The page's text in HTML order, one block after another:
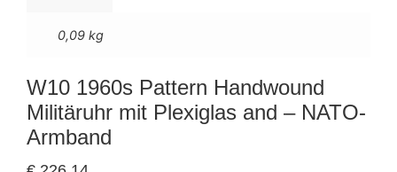
0,09 kg
W10 1960s Pattern Handwound
Militäruhr mit Plexiglas and – NATO-
Armband